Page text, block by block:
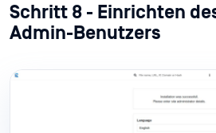
Schritt 8 - Einrichten
Admin-Benutzers